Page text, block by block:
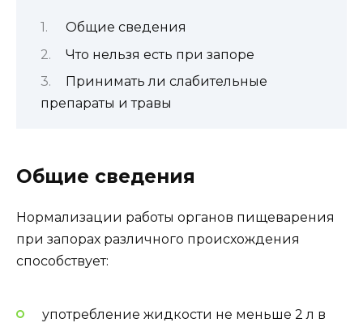
Общие сведения
Что нельзя есть при запоре
Принимать ли слабительные
препараты и травы
Общие сведения
Нормализации работы органов пищеварения
при запорах различного происхождения
способствует:
употребление жидкости не меньше 2 л в